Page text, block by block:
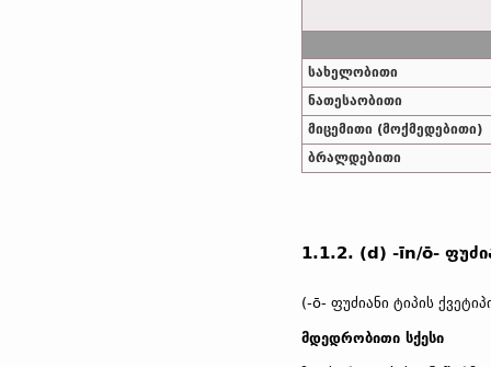
სახელობითი
ნათესაობითი
მიცემითი (მოქმედებითი)
ბრალდებითი
1.1.2. (d) -īn/ō-
(-ō- ფუძიანი ტიპის
მდედრობითი სქესი